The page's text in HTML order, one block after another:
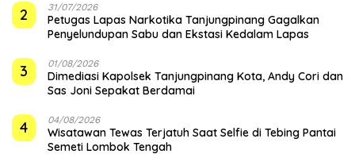
2 31/07/2026
Petugas Lapas Narkotika Tanjungpinang Gagalkan
Penyelundupan Sabu dan Ekstasi Kedalam Lapas
3 01/08/2026
Dimediasi Kapolsek Tanjungpinang Kota, Andy Cori dan
Sas Joni Sepakat Berdamai
4 04/08/2026
Wisatawan Tewas Terjatuh Saat Selfie di Tebing Pantai
Semeti Lombok Tengah